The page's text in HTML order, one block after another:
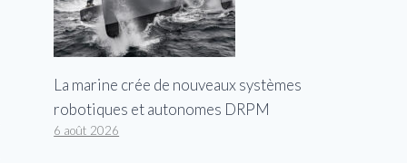
La marine crée de nouveaux systèmes
robotiques et autonomes DRPM
6 août 2026